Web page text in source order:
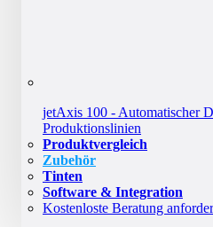
jetAxis 100 - Automatischer
Produktionslinien
Produktvergleich
Zubehör
Tinten
Software & Integration
Kostenloste Beratung